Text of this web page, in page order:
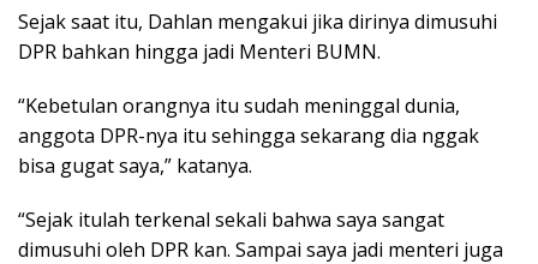
Sejak saat itu, Dahlan mengakui jika dirinya dimusuhi
DPR bahkan hingga jadi Menteri BUMN.
“Kebetulan orangnya itu sudah meninggal dunia,
anggota DPR-nya itu sehingga sekarang dia nggak
bisa gugat saya,” katanya.
“Sejak itulah terkenal sekali bahwa saya sangat
dimusuhi oleh DPR kan. Sampai saya jadi menteri juga